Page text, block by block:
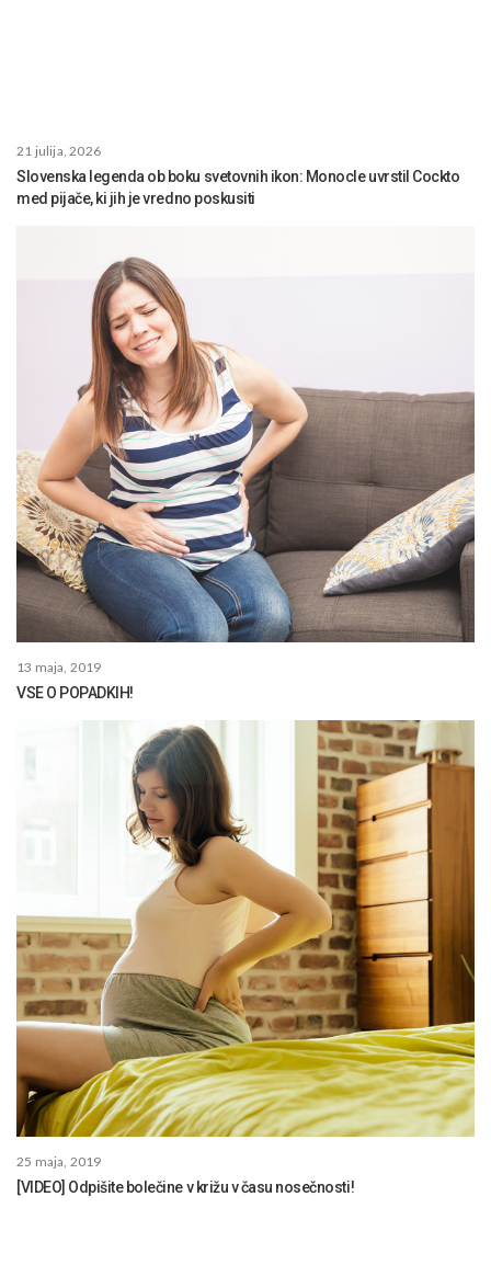
21 julija, 2026
Slovenska legenda ob boku svetovnih ikon: Monocle uvrstil Cockto
med pijače, ki jih je vredno poskusiti
13 maja, 2019
VSE O POPADKIH!
25 maja, 2019
[VIDEO] Odpišite bolečine v križu v času nosečnosti!